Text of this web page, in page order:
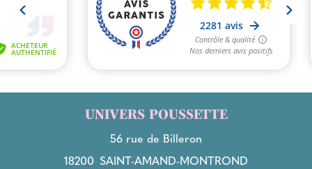
UNIVERS POUSSETTE
56 rue de Billeron
18200 SAINT-AMAND-MONTROND